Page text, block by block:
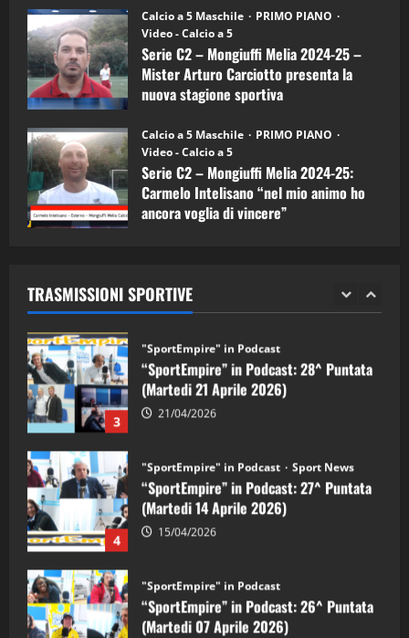
Calcio a 5 Maschile
PRIMO PIANO
Video - Calcio a 5
Serie C2 – Mongiuffi Melia 2024-25 –
Mister Arturo Carciotto presenta la
nuova stagione sportiva
Calcio a 5 Maschile
PRIMO PIANO
Video - Calcio a 5
Serie C2 – Mongiuffi Melia 2024-25:
Carmelo Intelisano “nel mio animo ho
ancora voglia di vincere”
TRASMISSIONI SPORTIVE
5
“SportEmpire” in Podcast: 26^ Puntata
(Martedi 07 Aprile 2026)
08/04/2026
1
“SportEmpire” in Podcast: 30^ Puntata
(Martedi 05 Maggio 2026)
08/05/2026
2 28/04/2026
3
"SportEmpire" in Podcast
“SportEmpire” in Podcast: 28^ Puntata
(Martedi 21 Aprile 2026)
21/04/2026
4
"SportEmpire" in Podcast Sport News
“SportEmpire” in Podcast: 27^ Puntata
(Martedi 14 Aprile 2026)
15/04/2026
"SportEmpire" in Podcast
“SportEmpire” in Podcast: 26^ Puntata
(Martedi 07 Aprile 2026)